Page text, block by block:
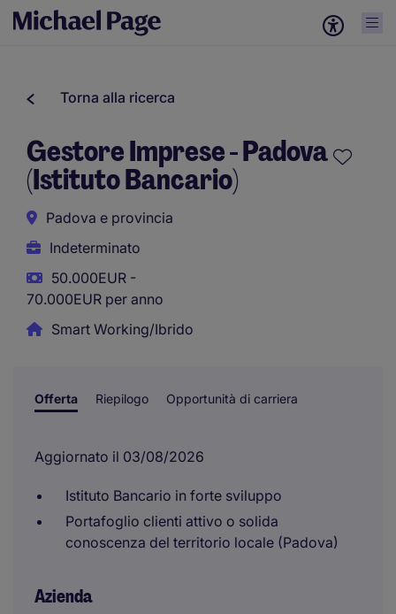
Torna alla ricerca
Gestore Imprese - Padova
(Istituto Bancario)
Padova e provincia
Indeterminato
50.000EUR -
70.000EUR per anno
Smart Working/Ibrido
Offerta Riepilogo Opportunità di carriera
Aggiornato il 03/08/2026
Istituto Bancario in forte sviluppo
Portafoglio clienti attivo o solida
conoscenza del territorio locale (Padova)
Azienda